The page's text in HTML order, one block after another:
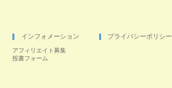
インフォメーション
アフィリエイト募集
投書フォーム
プライバシーポリシー